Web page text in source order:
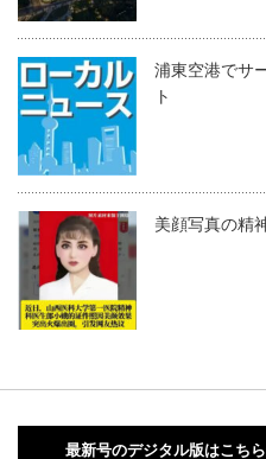
浦東空港でサ
ト
美顔写真の精
最新号のデジタル版はこち